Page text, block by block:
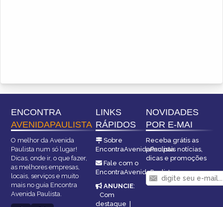
ENCONTRA
AVENIDAPAULISTA
O melhor da Avenida
Paulista num só lugar!
Dicas, onde ir, o que fazer,
as melhores empresas,
locais, serviços e muito
mais no guia Encontra
Avenida Paulista.
LINKS
RÁPIDOS
Sobre
EncontraAvenidaPaulista
Fale com o
EncontraAvenidaPaulista
ANUNCIE:
Com
destaque |
NOVIDADES
POR E-MAI
Receba grátis as
principais notícias,
dicas e promoções